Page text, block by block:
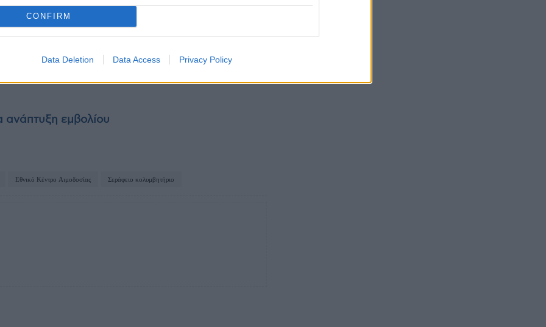
CONFIRM
Data Deletion Data Access Privacy Policy
να έχουν παρέλθει 4 μήνες.
Πρόγραμμα του ΕΚΠΑ και του Ιδρύματος
ανάπτυξη εμβολίου
Εθνικό Κέντρο Αιμοδοσίας Σεράφειο κολυμβητήριο